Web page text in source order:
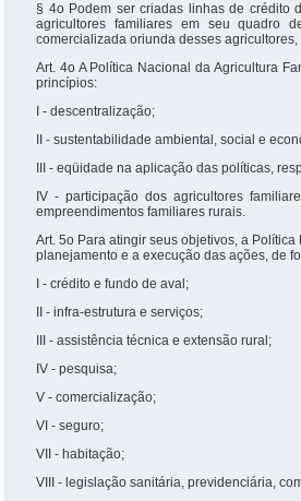
§ 4o Podem ser criadas linhas de crédito
agricultores familiares em seu quadro
comercializada oriunda desses
Art. 4o A Política Nacional da Agricultura
princípios:
I - descentralização;
II - sustentabilidade ambiental, social e
III - eqüidade na aplicação das políticas,
IV - participação dos agricultores
empreendimentos familiares rurais.
Art. 5o Para atingir seus objetivos, a
planejamento e a execução das ações, de
I - crédito e fundo de aval;
II - infra-estrutura e serviços;
III - assistência técnica e extensão rural;
IV - pesquisa;
V - comercialização;
VI - seguro;
VII - habitação;
VIII - legislação sanitária, previdenciária,